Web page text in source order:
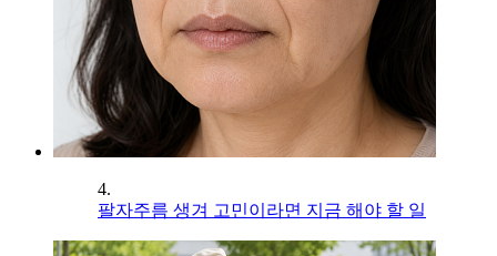
4.
팔자주름 생겨 고민이라면 지금 해야 할 일